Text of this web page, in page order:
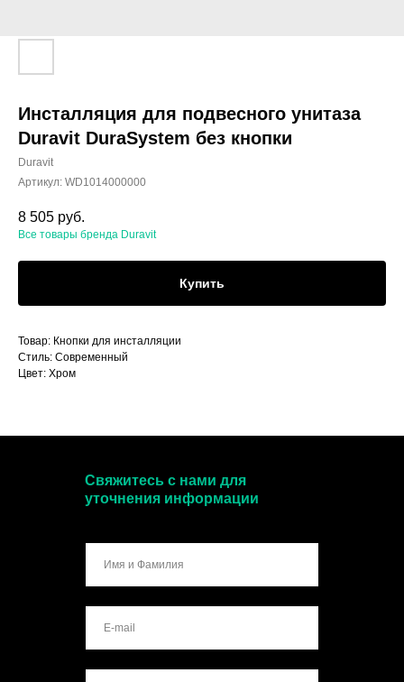
Инсталляция для подвесного унитаза
Duravit DuraSystem без кнопки
Duravit
Артикул: WD1014000000
8 505 руб.
Все товары бренда Duravit
Купить
Товар: Кнопки для инсталляции
Стиль: Современный
Цвет: Хром
Свяжитесь с нами для
уточнения информации